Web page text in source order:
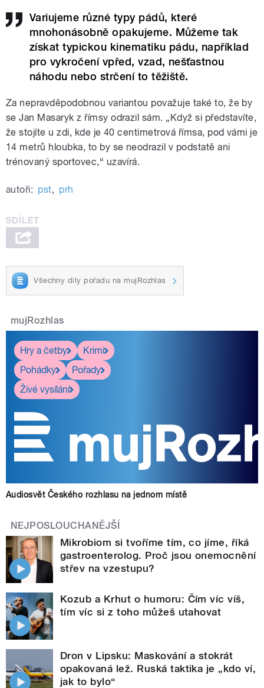
Variujeme různé typy pádů, které
mnohonásobně opakujeme. Můžeme tak
získat typickou kinematiku pádu, například
pro vykročení vpřed, vzad, nešťastnou
náhodu nebo strčení to těžiště.
Za nepravděpodobnou variantou považuje také to, že by
se Jan Masaryk z římsy odrazil sám. „Když si představíte,
že stojíte u zdi, kde je 40 centimetrová římsa, pod vámi je
14 metrů hloubka, to by se neodrazil v podstatě ani
trénovaný sportovec,“ uzavírá.
autoři: pst, prh
Všechny díly pořadu na mujRozhlas
mujRozhlas
Hry a četby
Krimi
Pohádky
Pořady
Živé vysílání
Audiosvět Českého rozhlasu na jednom místě
NEJPOSLOUCHANĚJŠÍ
Mikrobiom si tvoříme tím, co jíme, říká
gastroenterolog. Proč jsou onemocnění
střev na vzestupu?
Kozub a Krhut o humoru: Čím víc víš,
tím víc si z toho můžeš utahovat
Dron v Lipsku: Maskování a stokrát
opakovaná lež. Ruská taktika je „kdo ví,
jak to bylo“